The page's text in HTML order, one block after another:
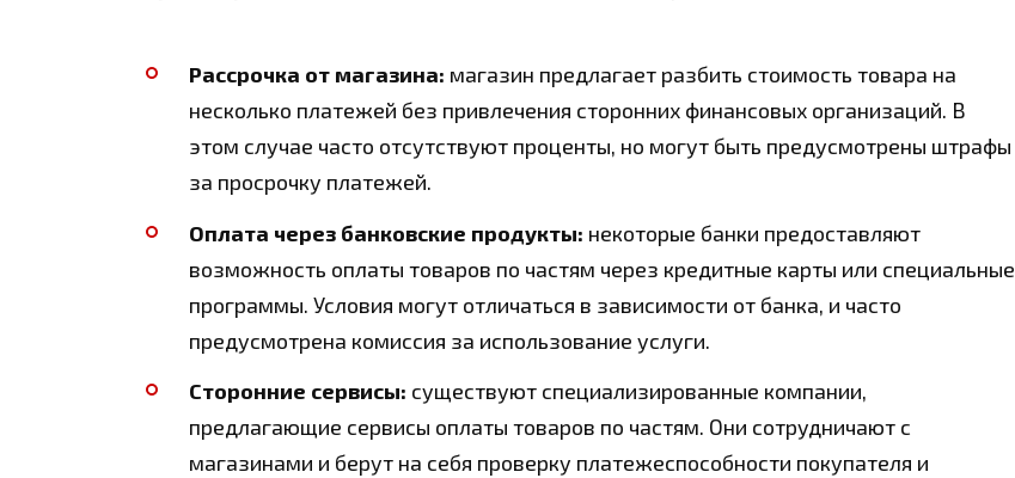
Рассрочка от магазина: магазин предлагает разбить стоимость товара на
несколько платежей без привлечения сторонних финансовых организаций. В
этом случае часто отсутствуют проценты, но могут быть предусмотрены штрафы
за просрочку платежей.
Оплата через банковские продукты: некоторые банки предоставляют
возможность оплаты товаров по частям через кредитные карты или специальные
программы. Условия могут отличаться в зависимости от банка, и часто
предусмотрена комиссия за использование услуги.
Сторонние сервисы: существуют специализированные компании,
предлагающие сервисы оплаты товаров по частям. Они сотрудничают с
магазинами и берут на себя проверку платежеспособности покупателя и